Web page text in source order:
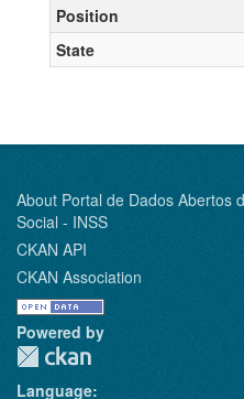
Position
State
About Portal de Dados Abertos
Social - INSS
CKAN API
CKAN Association
Powered by
Language